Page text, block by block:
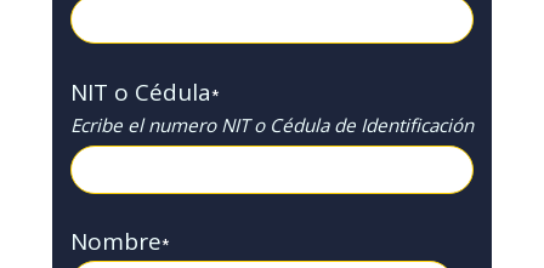
NIT o Cédula*
Ecribe el numero NIT o Cédula de Identificación
Nombre*